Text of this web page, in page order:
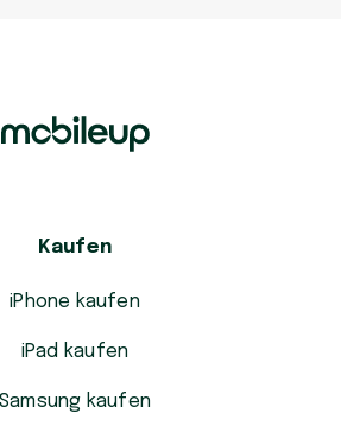
Kaufen
iPhone kaufen
iPad kaufen
Samsung kaufen